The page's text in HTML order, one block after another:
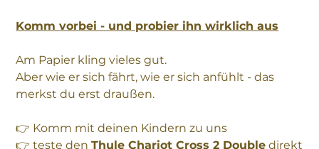
Komm vorbei - und probier ihn wirklich aus
Am Papier kling vieles gut.
Aber wie er sich fährt, wie er sich anfühlt - das
merkst du erst draußen.
👉 Komm mit deinen Kindern zu uns
👉 teste denThule Chariot Cross 2 Double direkt